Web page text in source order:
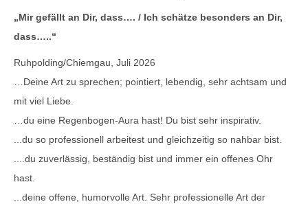
„Mir gefällt an Dir, dass…. / Ich schätze besonders an Dir,
dass…..“
Ruhpolding/Chiemgau, Juli 2026
…Deine Art zu sprechen; pointiert, lebendig, sehr achtsam und
mit viel Liebe.
…du eine Regenbogen-Aura hast! Du bist sehr inspirativ.
...du so professionell arbeitest und gleichzeitig so nahbar bist.
....du zuverlässig, beständig bist und immer ein offenes Ohr
hast.
...deine offene, humorvolle Art. Sehr professionelle Art der